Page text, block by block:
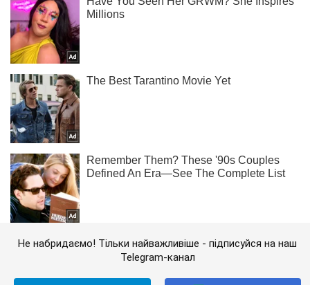
Не набридаємо! Тільки найважливіше - підписуйся на наш
Telegram-канал